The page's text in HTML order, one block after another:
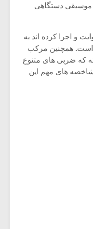
موسیقی دستگاهی
و اجرا کرده اند به
است. همچنین مرکب
که ضربی های متنوع
های مهم این